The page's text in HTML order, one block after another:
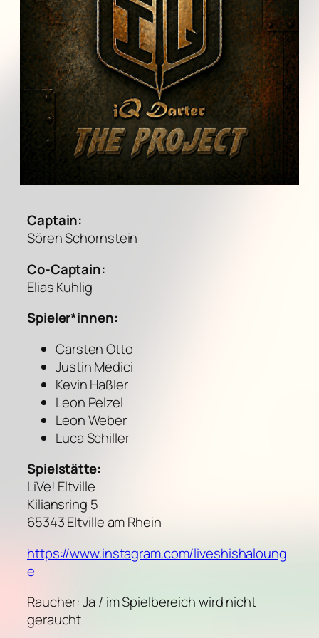
Captain:
Sören Schornstein
Co-Captain:
Elias Kuhlig
Spieler*innen:
Carsten Otto
Justin Medici
Kevin Haßler
Leon Pelzel
Leon Weber
Luca Schiller
Spielstätte:
LiVe! Eltville
Kiliansring 5
65343 Eltville am Rhein
https://www.instagram.com/liveshishaloung
e
Raucher: Ja / im Spielbereich wird nicht
geraucht